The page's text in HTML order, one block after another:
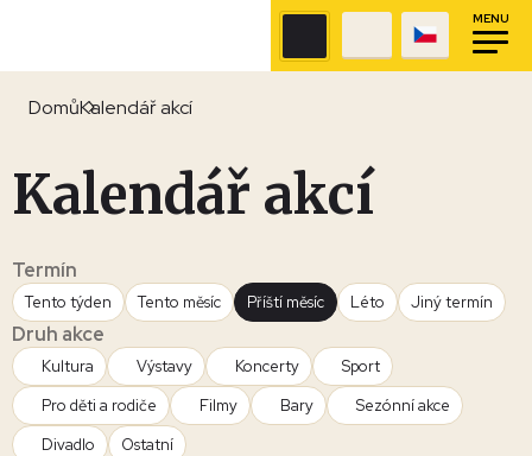
MENU
DomůKalendář akcí
Kalendář akcí
Termín
Tento týden Tento měsíc Příští měsíc Léto Jiný termín
Druh akce
Kultura Výstavy Koncerty
Sport
Pro děti a rodiče
Filmy Bary
Sezónní akce
Divadlo
Ostatní